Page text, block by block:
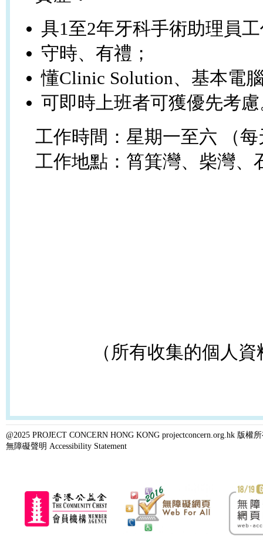
具1至2年牙科手術助理員
守時、有禮；
懂Clinic Solution、基本電
可即時上班者可獲優先考
工作時間： 星期一至六 （
工作地點 ： 筲箕灣、柴灣、
（所有收集的個人
@2025 PROJECT CONCERN HONG KONG projectconcern.org.hk 版權
無障礙聲明 Accessibility Statement